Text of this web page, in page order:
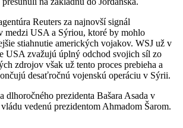
Reuters za najnovší signál
medzi USA a Sýriou, ktoré by mohlo
stiahnutie amerických vojakov. WSJ už v
USA zvažujú úplný odchod svojich síl zo
zdrojov však už tento proces prebieha a
desaťročnú vojenskú operáciu v Sýrii.
dlhoročného prezidenta Bašara Asada v
vedenú prezidentom Ahmadom Šarom.